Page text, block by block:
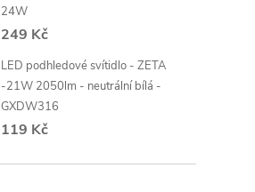
24W
249 Kč
LED podhledové svítidlo - ZETA
-21W 2050lm - neutrální bílá -
GXDW316
119 Kč